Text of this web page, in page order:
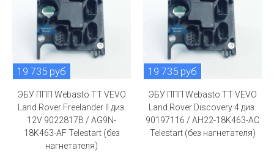
19 735 руб
ЭБУ ППП Webasto TT VEVO
Land Rover Freelander II диз.
12V 9022817B / AG9N-
18K463-AF Telestart (без
нагнетателя)
19 735 руб
ЭБУ ППП Webasto TT VEVO
Land Rover Discovery 4 диз.
90197116 / AH22-18K463-AC
Telestart (без нагнетателя)